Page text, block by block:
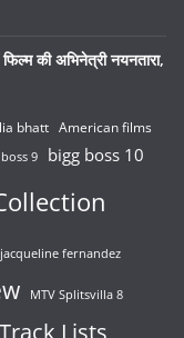
की अभिनेत्री नयनतारा,
bhatt American films
9 bigg boss 10
jacqueline fernandez
MTV Splitsvilla 8
Lists